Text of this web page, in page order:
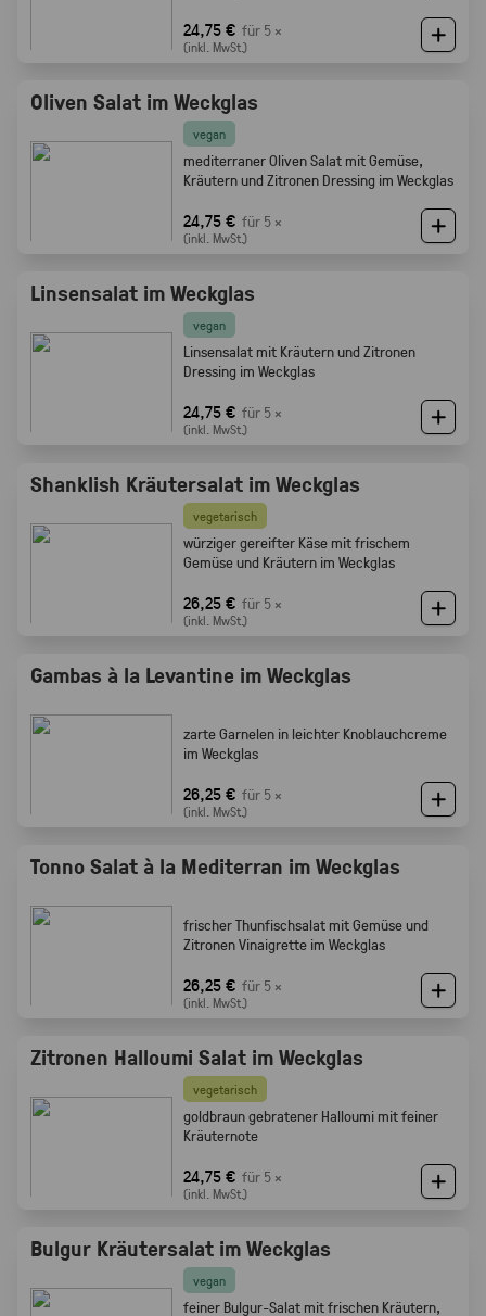
24,75 € für 5 ×
(inkl. MwSt.)
Oliven Salat im Weckglas
vegan
mediterraner Oliven Salat mit Gemüse,
Kräutern und Zitronen Dressing im Weckglas
24,75 € für 5 ×
(inkl. MwSt.)
Linsensalat im Weckglas
vegan
Linsensalat mit Kräutern und Zitronen
Dressing im Weckglas
24,75 € für 5 ×
(inkl. MwSt.)
Shanklish Kräutersalat im Weckglas
vegetarisch
würziger gereifter Käse mit frischem
Gemüse und Kräutern im Weckglas
26,25 € für 5 ×
(inkl. MwSt.)
Gambas à la Levantine im Weckglas
zarte Garnelen in leichter Knoblauchcreme
im Weckglas
26,25 € für 5 ×
(inkl. MwSt.)
Tonno Salat à la Mediterran im Weckglas
frischer Thunfischsalat mit Gemüse und
Zitronen Vinaigrette im Weckglas
26,25 € für 5 ×
(inkl. MwSt.)
Zitronen Halloumi Salat im Weckglas
vegetarisch
goldbraun gebratener Halloumi mit feiner
Kräuternote
24,75 € für 5 ×
(inkl. MwSt.)
Bulgur Kräutersalat im Weckglas
vegan
feiner Bulgur-Salat mit frischen Kräutern,